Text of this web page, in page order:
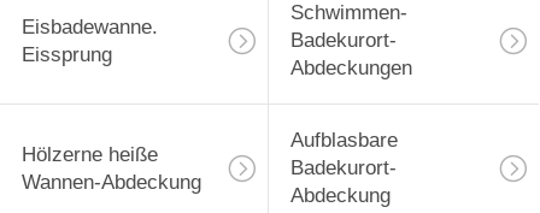
Eisbadewanne.
Eissprung
Schwimmen-
Badekurort-
Abdeckungen
Hölzerne heiße
Wannen-Abdeckung
Aufblasbare
Badekurort-
Abdeckung